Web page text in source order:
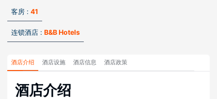
客房 : 41
连锁酒店 : B&B Hotels
酒店介绍 酒店设施 酒店信息 酒店政策
酒店介绍